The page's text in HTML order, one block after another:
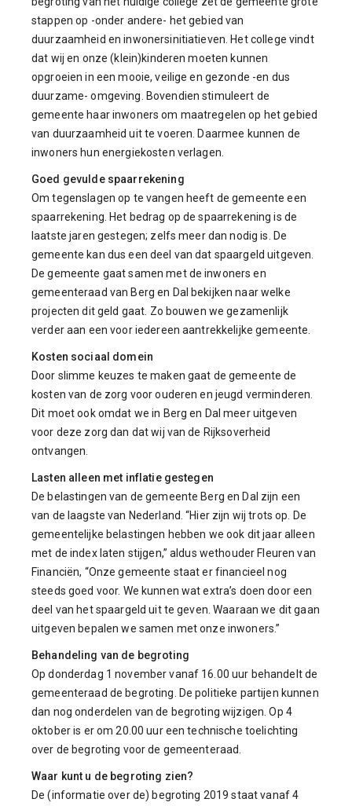
stappen op -onder andere- het gebied van
duurzaamheid en inwonersinitiatieven. Het college vindt
dat wij en onze (klein)kinderen moeten kunnen
opgroeien in een mooie, veilige en gezonde -en dus
duurzame- omgeving. Bovendien stimuleert de
gemeente haar inwoners om maatregelen op het gebied
van duurzaamheid uit te voeren. Daarmee kunnen de
inwoners hun energiekosten verlagen.
Goed gevulde spaarrekening
Om tegenslagen op te vangen heeft de gemeente een
spaarrekening. Het bedrag op de spaarrekening is de
laatste jaren gestegen; zelfs meer dan nodig is. De
gemeente kan dus een deel van dat spaargeld uitgeven.
De gemeente gaat samen met de inwoners en
gemeenteraad van Berg en Dal bekijken naar welke
projecten dit geld gaat. Zo bouwen we gezamenlijk
verder aan een voor iedereen aantrekkelijke gemeente.
Kosten sociaal domein
Door slimme keuzes te maken gaat de gemeente de
kosten van de zorg voor ouderen en jeugd verminderen.
Dit moet ook omdat we in Berg en Dal meer uitgeven
voor deze zorg dan dat wij van de Rijksoverheid
ontvangen.
Lasten alleen met inflatie gestegen
De belastingen van de gemeente Berg en Dal zijn een
van de laagste van Nederland. “Hier zijn wij trots op. De
gemeentelijke belastingen hebben we ook dit jaar alleen
met de index laten stijgen,” aldus wethouder Fleuren van
Financiën, “Onze gemeente staat er financieel nog
steeds goed voor. We kunnen wat extra’s doen door een
deel van het spaargeld uit te geven. Waaraan we dit gaan
uitgeven bepalen we samen met onze inwoners.”
Behandeling van de begroting
Op donderdag 1 november vanaf 16.00 uur behandelt de
gemeenteraad de begroting. De politieke partijen kunnen
dan nog onderdelen van de begroting wijzigen. Op 4
oktober is er om 20.00 uur een technische toelichting
over de begroting voor de gemeenteraad.
Waar kunt u de begroting zien?
De (informatie over de) begroting 2019 staat vanaf 4